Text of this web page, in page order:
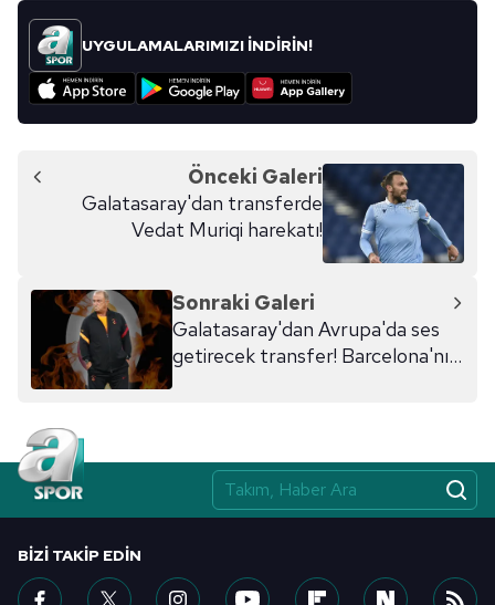
UYGULAMALARIMIZI İNDİRİN!
Önceki Galeri
Galatasaray'dan transferde
Vedat Muriqi harekatı!
Sonraki Galeri
Galatasaray'dan Avrupa'da ses
getirecek transfer! Barcelona'nın
BIZI TAKIP EDIN